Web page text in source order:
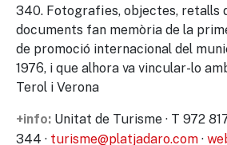
340. Fotografies, objectes, retalls
documents fan memòria de la
de promoció internacional del
1976, i que alhora va vincular-lo
Terol i Verona
+info: Unitat de Turisme · T 972
344 · turisme@platjadaro.com ·